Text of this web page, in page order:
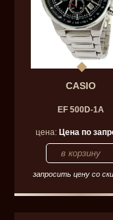
CASIO
EF 500D-1A
цена: Цена по
запросить цену со